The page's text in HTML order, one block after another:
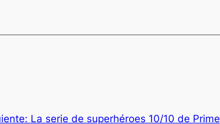
La serie de superhéroes 10/10 de Prime